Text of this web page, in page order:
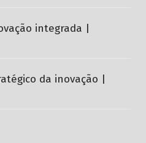
integrada |
da inovação |